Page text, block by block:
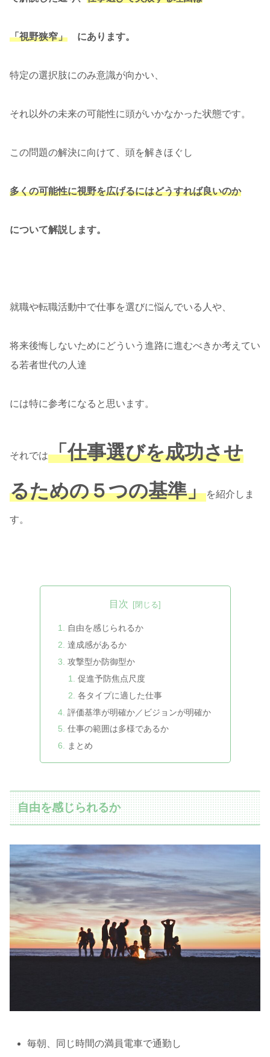
「視野狭窄」 にあります。
特定の選択肢にのみ意識が向かい、
それ以外の未来の可能性に頭がいかなかった状態です。
この問題の解決に向けて、頭を解きほぐし
多くの可能性に視野を広げるにはどうすれば良いのか
について解説します。
就職や転職活動中で仕事を選びに悩んでいる人や、
将来後悔しないためにどういう進路に進むべきか考えてい
る若者世代の人達
には特に参考になると思います。
それでは「仕事選びを成功させ
るための５つの基準」を紹介しま
す。
目次
自由を感じられるか
達成感があるか
攻撃型か防御型か
促進予防焦点尺度
各タイプに適した仕事
評価基準が明確か／ビジョンが明確か
仕事の範囲は多様であるか
まとめ
自由を感じられるか
毎朝、同じ時間の満員電車で通勤し